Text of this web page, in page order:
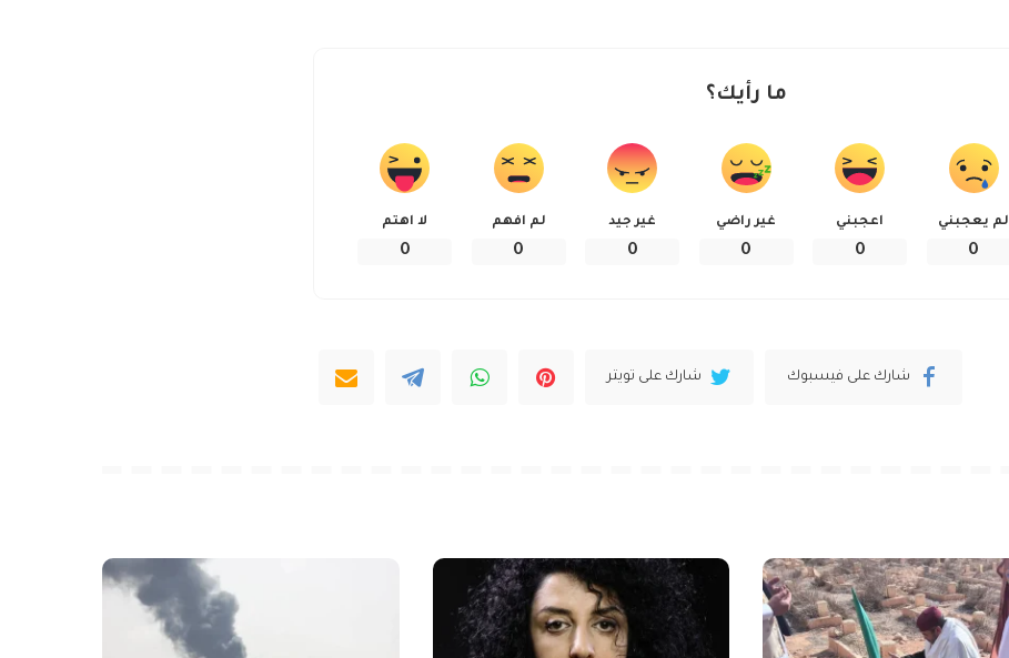
ما رأيك؟
لم يعجبني
0
اعجبني
0
غير راضي
0
غير جيد
0
لم افهم
0
لا اهتم
0
شارك على فيسبوك شارك على تويتر